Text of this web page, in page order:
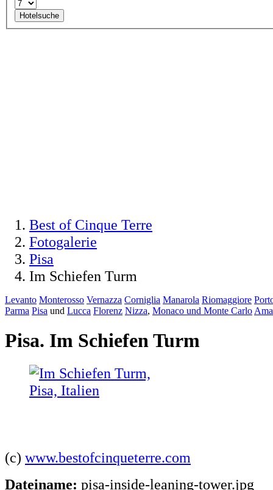
Hotelsuche
Best of Cinque Terre
Fotogalerie
Pisa
Im Schiefen Turm
Levanto Monterosso Vernazza Corniglia Manarola Riomaggiore
Parma Pisa und Lucca Florenz Nizza, Monaco und Monte Carlo
Pisa. Im Schiefen Turm
(c) www.bestofcinqueterre.com
Dateiname: pisa-inside-leaning-tower.jpg